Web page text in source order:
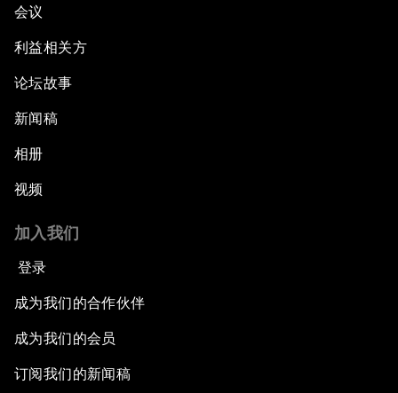
会议
利益相关方
论坛故事
新闻稿
相册
视频
加入我们
登录
成为我们的合作伙伴
成为我们的会员
订阅我们的新闻稿